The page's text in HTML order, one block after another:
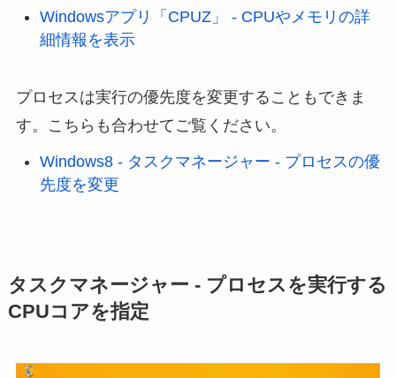
Windowsアプリ「CPUZ」 - CPUやメモリの詳
細情報を表示
プロセスは実行の優先度を変更することもできま
す。こちらも合わせてご覧ください。
Windows8 - タスクマネージャー - プロセスの優
先度を変更
タスクマネージャー - プロセスを実行する
CPUコアを指定